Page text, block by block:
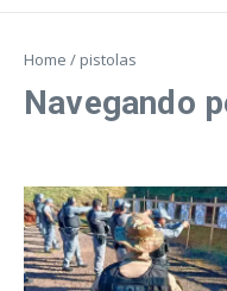
Home / pistolas
Navegando